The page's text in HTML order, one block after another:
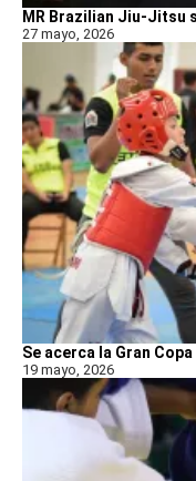
MR Brazilian Jiu-Jitsu
27 mayo, 2026
Se acerca la Gran
19 mayo, 2026